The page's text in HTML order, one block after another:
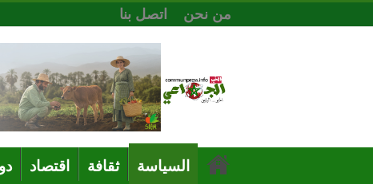
من نحن اتصل بنا
السياسة ثقافة اقتصاد